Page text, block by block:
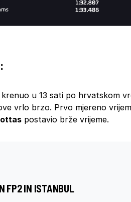
u 13 sati po hrvatskom
vrlo brzo. Prvo mjereno
postavio brže vrijeme.
FP2 IN ISTANBUL